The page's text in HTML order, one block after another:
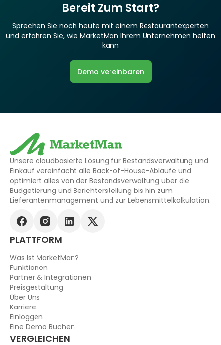
Bereit Zum Start?
Sprechen Sie noch heute mit einem Restaurantexperten
und erfahren Sie, wie MarketMan Ihrem Unternehmen helfen
kann
Demo vereinbaren
Unsere cloudbasierte Lösung für Bestandsverwaltung und
Einkauf vereinfacht alle Back-of-House-Abläufe und
optimiert alles von der Bestandsverwaltung über die
Budgetierung und Berichterstellung bis hin zum
Lieferantenmanagement und zur Lebensmittelkalkulation.
PLATTFORM
Was Ist MarketMan?
Funktionen
Partner & Integrationen
Preisgestaltung
Über Uns
Karriere
Einloggen
Eine Demo Buchen
VERGLEICHEN